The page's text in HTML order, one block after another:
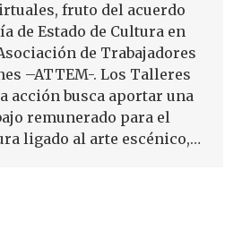
fruto del acuerdo
de Estado de Cultura en
de Trabajadores
–ATTEM-. Los Talleres
acción busca aportar una
remunerado para el
ligado al arte escénico,…